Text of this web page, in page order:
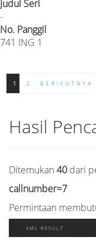
Judul Seri
-
No. Panggil
741 ING 1
1 2 BERIKUTNYA
Hasil
Ditemukan 40 dari
callnumber=7
Permintaan
XML RESULT